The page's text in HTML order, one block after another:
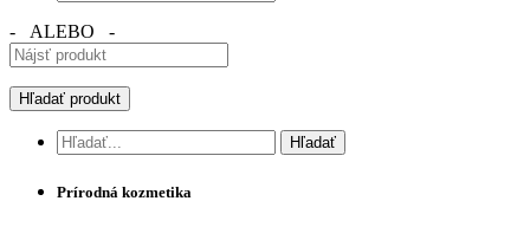
- ALEBO -
Prírodná kozmetika